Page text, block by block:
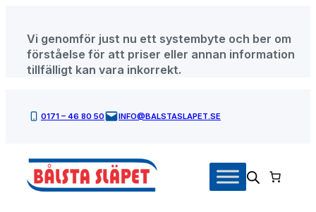
innehåll
Vi genomför just nu ett systembyte och ber om
förståelse för att priser eller annan information
tillfälligt kan vara inkorrekt.
0171 – 46 80 50 INFO@BALSTASLAPET.SE